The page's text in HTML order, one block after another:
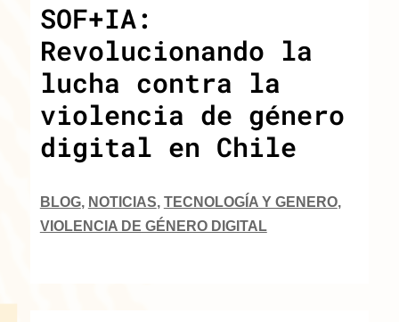
SOF+IA:
Revolucionando la
lucha contra la
violencia de género
digital en Chile
BLOG, NOTICIAS, TECNOLOGÍA Y GENERO,
VIOLENCIA DE GÉNERO DIGITAL